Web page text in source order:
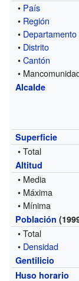
• País
• Región
• Departamento
• Distrito
•Cantón
•
Alcalde
Superficie
• Total
Altitud
• Media
• Máxima
• Mínima
Población
• Total
• Densidad
Gentilicio
Huso horario